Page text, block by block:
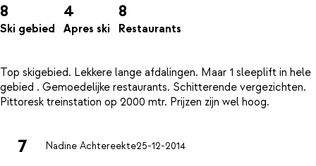
8
Ski gebied
4
Apres ski
8
Restaurants
Top skigebied. Lekkere lange afdalingen. Maar 1 sleeplift in hele
gebied . Gemoedelijke restaurants. Schitterende vergezichten.
7 Nadine Achtereekte25-12-2014